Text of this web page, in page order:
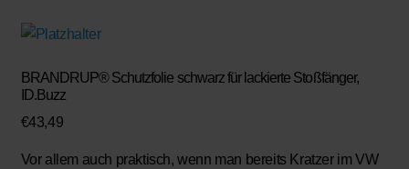
BRANDRUP® Schutzfolie schwarz für lackierte Stoßfänger,
ID.Buzz
€43,49
Vor allem auch praktisch, wenn man bereits Kratzer im VW